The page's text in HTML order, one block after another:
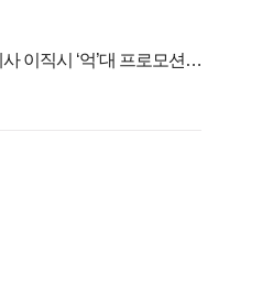
이직시 ‘억’대 프로모션!